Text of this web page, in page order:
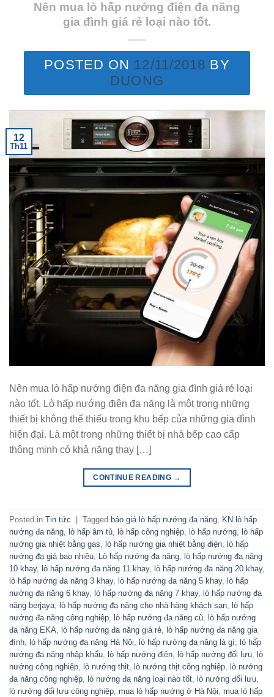
Nên mua lò hấp nướng điện đa năng
gia đình giá rẻ loại nào tốt.
POSTED ON 12/11/2018 BY
DUONG
12
Th11
Nên mua lò hấp nướng điện đa năng gia đình giá rẻ loại
nào tốt. Lò hấp nướng điện đa năng là một trong những
thiết bị không thể thiếu trong khu bếp của những gia đình
hiện đại. Là một trong những thiết bị nhà bếp cao cấp
thông minh có khả năng thay […]
CONTINUE READING →
Posted in Tin tức | Tagged báo giá lò hấp nướng đa năng KN lò hấp
nướng đa năng lò hấp âm tủ lò hấp công nghiệp lò hấp nướng lò hấp
nướng gia nhiệt bằng gas lò hấp nướng gia nhiệt bằng điện lò hấp
nướng đa giá bao nhiêu Lò hấp nướng đa năng lò hấp nướng đa năng
10 khay, lò hấp nướng đa năng 11 khay, lò hấp nướng đa năng 20 khay,
lò hấp nướng đa năng 3 khay, lò hấp nướng đa năng 5 khay, lò hấp
nướng đa năng 6 khay, lò hấp nướng đa năng 7 khay, lò hấp nướng đa
năng berjaya lò hấp nướng đa năng cho nhà hàng khách sạn lò hấp
nướng đa năng công nghiệp lò hấp nướng đa năng cũ lò hấp nướng
đa năng EKA lò hấp nướng đa năng giá rẻ lò hấp nướng đa năng gia
đình lò hấp nướng đa năng Hà Nội lò hấp nướng đa năng là gì lò hấp
nướng đa năng nhập khẩu lò hấp nướng điện lò hấp nướng đối lưu lò
nướng công nghiệp lò nướng thịt lò nướng thịt công nghiệp lò nướng
đa năng công nghiệp lò nướng đa năng loại nào tốt lò nướng đối lưu
lò nướng đối lưu công nghiệp mua lò hấp nướng ở Hà Nội mua lò hấp